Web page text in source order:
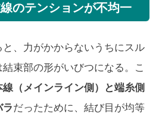
のテンションが不均一
、力がかからないうちにスル
束部の形がいびつになる。こ
線（メインライン側）と端糸側
だったために、結び目が均等